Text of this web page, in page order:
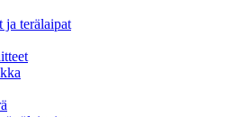
ja terälaipat